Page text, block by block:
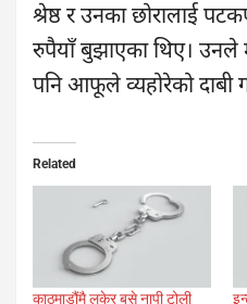
श्रेष्ठ र उनका छोरालाई
रुपैयाँ बुझाएका थिए। उनले
पनि आफूले व्यहोरेको दाबी
Related
काठमाडौंमै लुकेर बसे नापी टोली